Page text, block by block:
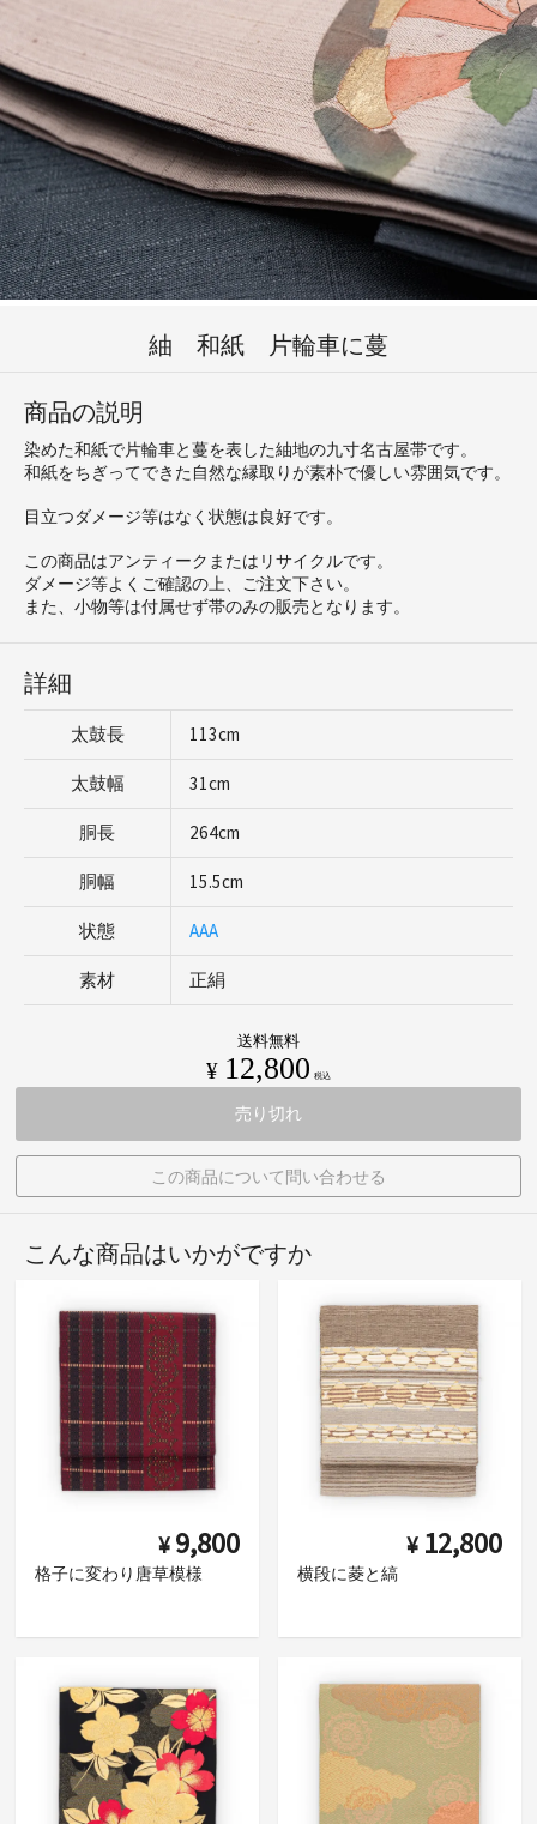
紬 和紙 片輪車に蔓
商品の説明
染めた和紙で片輪車と蔓を表した紬地の九寸名古屋帯です。
和紙をちぎってできた自然な縁取りが素朴で優しい雰囲気です。
目立つダメージ等はなく状態は良好です。
この商品はアンティークまたはリサイクルです。
ダメージ等よくご確認の上、ご注文下さい。
また、小物等は付属せず帯のみの販売となります。
詳細
太鼓長 113cm
太鼓幅 31cm
胴長 264cm
胴幅 15.5cm
状態 AAA
素材 正絹
送料無料
¥ 12,800 税込
売り切れ
この商品について問い合わせる
こんな商品はいかがですか
¥ 9,800
格子に変わり唐草模様
¥ 12,800
横段に菱と縞